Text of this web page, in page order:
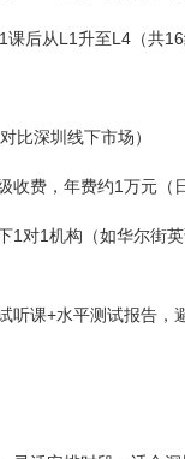
后从L1升至L4（共
比深圳线下市场）
收费，年费约1万元（
1对1机构（如华尔街
听课+水平测试报告，